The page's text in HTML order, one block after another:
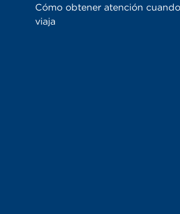
Cómo obtener atención cuando
viaja